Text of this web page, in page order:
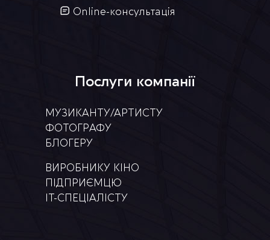
Online-консультація
Послуги компанії
МУЗИКАНТУ/АРТИСТУ
ФОТОГРАФУ
БЛОГЕРУ
ВИРОБНИКУ КІНО
ПІДПРИЄМЦЮ
IT-СПЕЦІАЛІСТУ